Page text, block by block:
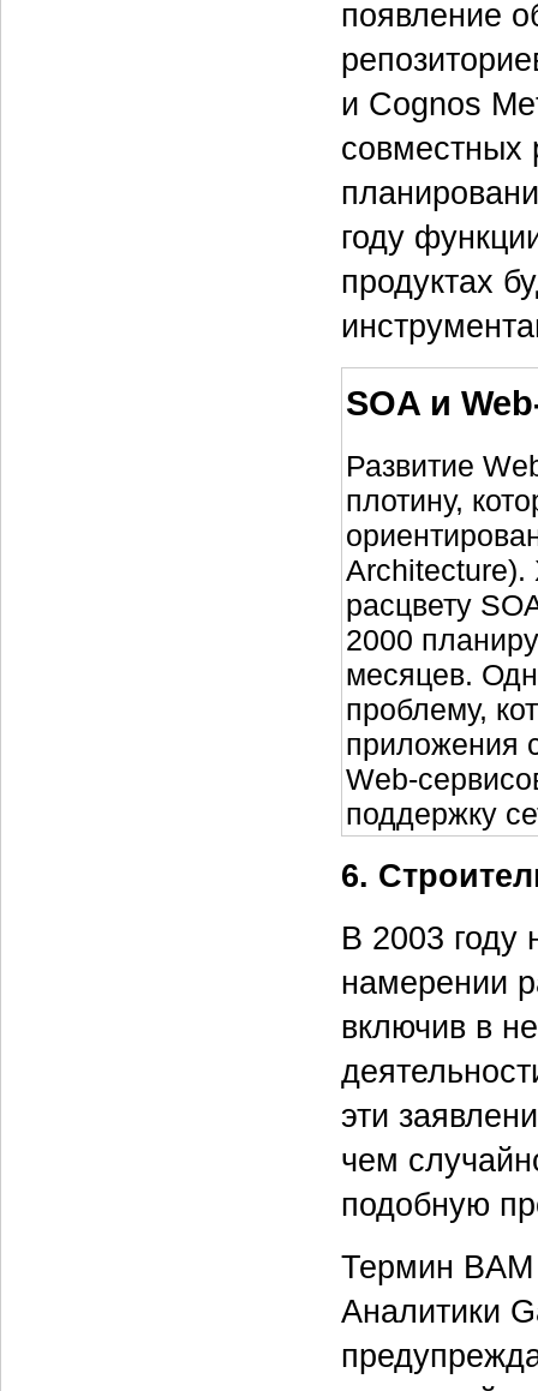
появление
и Cognos
году
продуктах
SOA и
Развитие
плотину,
Architecture).
расцвету
2000
месяцев.
проблему,
приложения
Web-
поддержку
6.
В 2003 году
намерении
включив в
эти
чем
подобную
Термин
Аналитики